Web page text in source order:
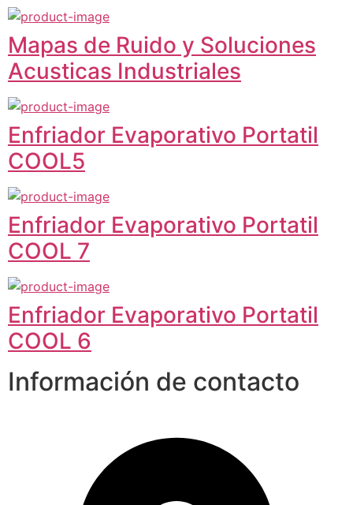
Mapas de Ruido y Soluciones
Acusticas Industriales
Enfriador Evaporativo Portatil
COOL5
Enfriador Evaporativo Portatil
COOL 7
Enfriador Evaporativo Portatil
COOL 6
Información de contacto